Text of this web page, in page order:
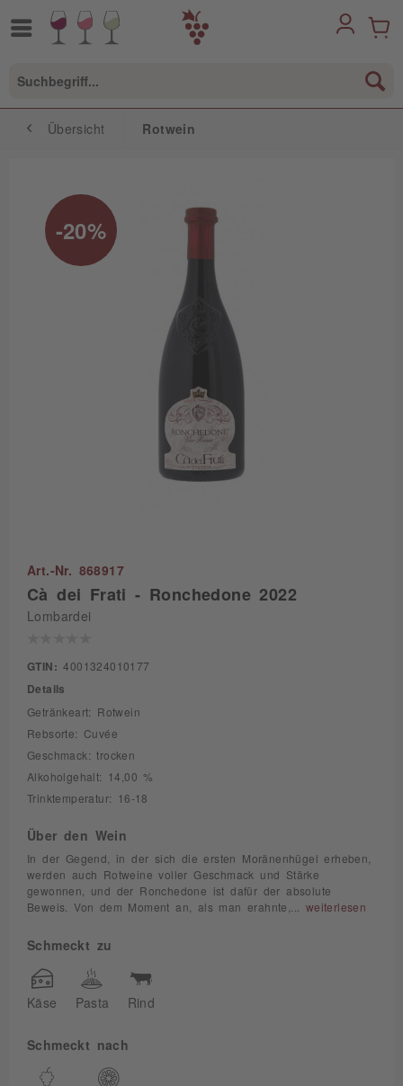
Übersicht Rotwein
-20%
Art.-Nr. 868917
Cà dei Frati - Ronchedone 2022
Lombardei
GTIN: 4001324010177
Details
Getränkeart: Rotwein
Rebsorte: Cuvée
Geschmack: trocken
Alkoholgehalt: 14,00 %
Trinktemperatur: 16-18
Über den Wein
In der Gegend, in der sich die ersten Moränenhügel erheben,
werden auch Rotweine voller Geschmack und Stärke
gewonnen, und der Ronchedone ist dafür der absolute
Beweis. Von dem Moment an, als man erahnte,... weiterlesen
Schmeckt zu
Käse Pasta Rind
Schmeckt nach